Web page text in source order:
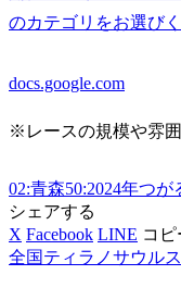
のカテゴリをお選びく
docs.google.com
※レースの規模や雰
02:青森50:2024年つが
シェアする
X Facebook LINE コピ
全国ティラノサウル